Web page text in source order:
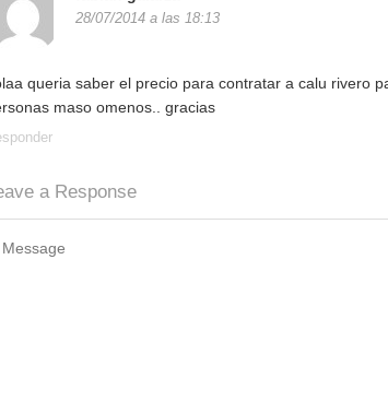
28/07/2014 a las 18:13
queria saber el precio para contratar a calu rivero
maso omenos.. gracias
a Response